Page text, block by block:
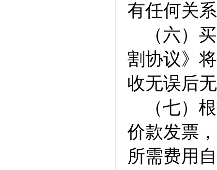
有任何关
（六）
割协议》
收无误后
（七）
价款发票
所需费用